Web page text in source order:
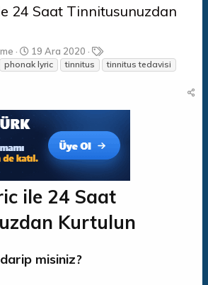
24 Saat Tinnitusunuzdan
B
a
ç
t
r
i
i
19 Ara 2020
E
r
phonak lyric tinnitus tinnitus tedavisi
ile 24 Saat
Kurtulun
misiniz?